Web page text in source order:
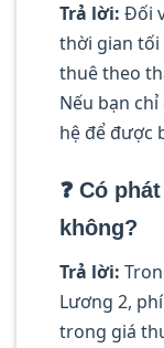
Trả lời: Đối
thời gian tối
thuê theo
Nếu bạn
hệ để được
❓ Có
không?
Trả lời:
Lương 2,
trong giá